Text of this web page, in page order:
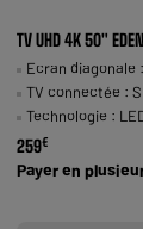
TV UHD 4K 50"
Ecran diagonale
TV connectée :
Technologie :
259€
Payer en